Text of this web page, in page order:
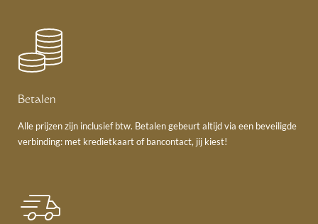
Betalen
Alle prijzen zijn inclusief btw. Betalen gebeurt altijd via een beveiligde
verbinding: met kredietkaart of bancontact, jij kiest!